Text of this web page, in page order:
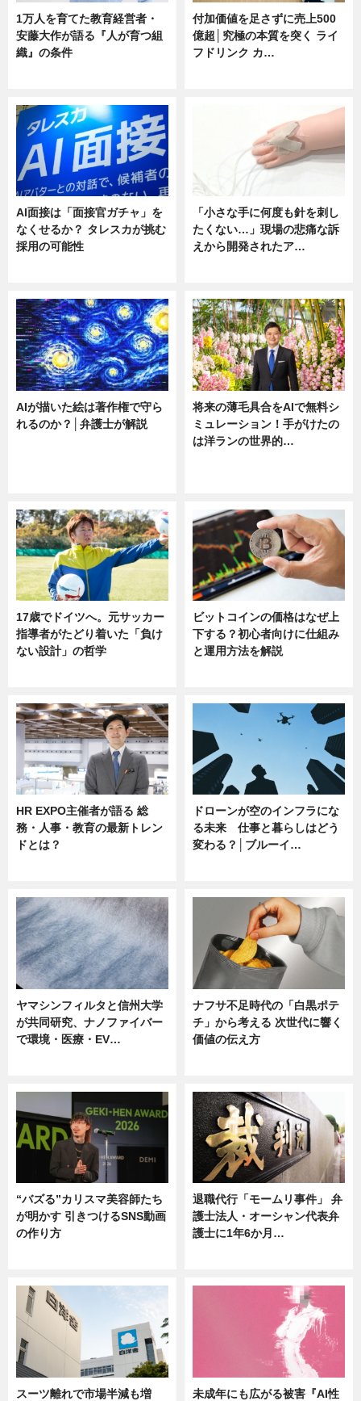
1万人を育てた教育経営者・
安藤大作が語る『人が育つ組
織』の条件
付加価値を足さずに売上500
億超│究極の本質を突く ライ
フドリンク カ…
AI面接は「面接官ガチャ」を
なくせるか？ タレスカが挑む
採用の可能性
「小さな手に何度も針を刺し
たくない…」現場の悲痛な訴
えから開発されたア…
AIが描いた絵は著作権で守ら
れるのか？│弁護士が解説
将来の薄毛具合をAIで無料シ
ミュレーション！手がけたの
は洋ランの世界的…
17歳でドイツへ。元サッカー
指導者がたどり着いた「負け
ない設計」の哲学
ビットコインの価格はなぜ上
下する？初心者向けに仕組み
と運用方法を解説
HR EXPO主催者が語る 総
務・人事・教育の最新トレン
ドとは？
ドローンが空のインフラにな
る未来 仕事と暮らしはどう
変わる？│ブルーイ…
ヤマシンフィルタと信州大学
が共同研究、ナノファイバー
で環境・医療・EV…
ナフサ不足時代の「白黒ポテ
チ」から考える 次世代に響く
価値の伝え方
“バズる”カリスマ美容師たち
が明かす 引きつけるSNS動画
の作り方
退職代行「モームリ事件」 弁
護士法人・オーシャン代表弁
護士に1年6か月…
スーツ離れで市場半減も増
未成年にも広がる被害『AI性